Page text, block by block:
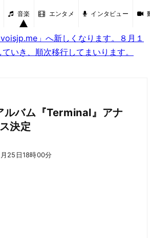
音楽 エンタメ インタビュー
」へ新しくなります。８月１
いき、順次移行してまいります。
ルバム『Terminal』アナ
決定
25日18時00分